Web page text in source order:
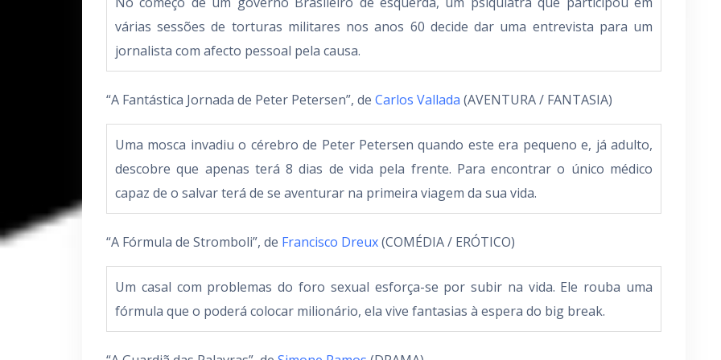
várias sessões de torturas militares nos anos 60 decide dar uma entrevista para um
jornalista com afecto pessoal pela causa.
“A Fantástica Jornada de Peter Petersen”, de Carlos Vallada (AVENTURA / FANTASIA)
Uma mosca invadiu o cérebro de Peter Petersen quando este era pequeno e, já adulto,
descobre que apenas terá 8 dias de vida pela frente. Para encontrar o único médico
capaz de o salvar terá de se aventurar na primeira viagem da sua vida.
“A Fórmula de Stromboli”, de Francisco Dreux(COMÉDIA / ERÓTICO)
Um casal com problemas do foro sexual esforça-se por subir na vida. Ele rouba uma
fórmula que o poderá colocar milionário, ela vive fantasias à espera do big break.